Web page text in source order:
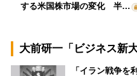
する米国株市場の変化 半…
大前研一「ビジネス新
「イラン戦争を